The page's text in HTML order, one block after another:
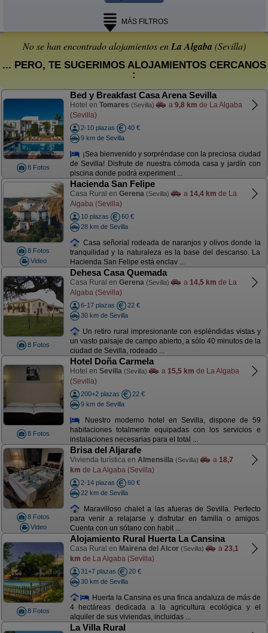
MÁS FILTROS
No se han encontrado alojamientos enLa Algaba (Sevilla)
... PERO, TE SUGERIMOS ALOJAMIENTOS CERCANOS
:
8 Fotos
Bed y Breakfast Casa Arena Sevilla
Hotel en Tomares (Sevilla) a 9,8 km de La Algaba
(Sevilla)
2-10 plazas
40 €
9 km de Sevilla
¡Sea bienvenido y sorpréndase con la preciosa ciudad
de Sevilla! Disfrute de nuestra cómoda casa y jardín con
piscina donde podrá experiment ...
8 Fotos
Video
Hacienda San Felipe
Casa Rural en Gerena (Sevilla) a 14,4 km de La
Algaba (Sevilla)
10 plazas
60 €
28 km de Sevilla
Casa señorial rodeada de naranjos y olivos donde la
tranquilidad y la naturaleza es la base del descanso. La
Hacienda San Felipe está enclav ...
8 Fotos
Dehesa Casa Quemada
Casa Rural en Gerena (Sevilla) a 14,5 km de La
Algaba (Sevilla)
6-17 plazas
22 €
30 km de Sevilla
Un retiro rural impresionante con espléndidas vistas y
un vasto paisaje de campo abierto, a sólo 40 minutos de la
ciudad de Sevilla, rodeado ...
8 Fotos
Hotel Doña Carmela
Hotel en Sevilla (Sevilla) a 15,5 km de La Algaba
(Sevilla)
200+2 plazas
22 €
9 km de Sevilla
Nuestro moderno hotel en Sevilla, dispone de 59
habitaciones totalmente equipadas con los servicios e
instalaciones necesarias para el total ...
8 Fotos
Video
Brisa del Aljarafe
Vivienda turística en Almensilla (Sevilla) a 18,7
km de La Algaba (Sevilla)
2-14 plazas
60 €
22 km de Sevilla
Maravilloso chalet a las afueras de Sevilla. Perfecto
para venir a relajarse y disfrutar en familia o amigos.
Cuenta con un sótano con habit ...
8 Fotos
Alojamiento Rural Huerta La Cansina
Casa Rural en Mairena del Alcor (Sevilla) a 23,1
km de La Algaba (Sevilla)
31+7 plazas
20 €
30 km de Sevilla
Huerta la Cansina es una finca andaluza de más de
4 hectáreas dedicada a la agricultura ecológica y el
alquiler de sus viviendas, incluidas ...
La Villa Rural